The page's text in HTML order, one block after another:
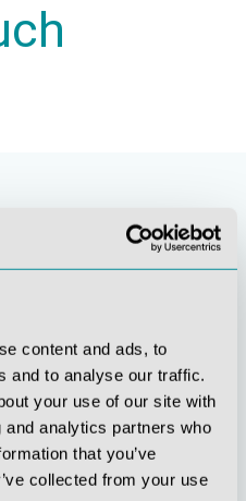
content and ads, to
and to analyse our traffic.
your use of our site with
analytics partners who
that you’ve
collected from your use
Soziale
Verantwortung